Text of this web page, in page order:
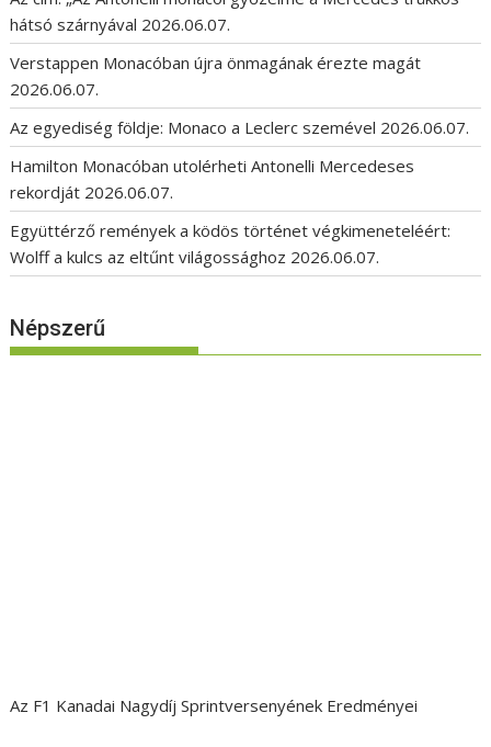
hátsó szárnyával 2026.06.07.
Verstappen Monacóban újra önmagának érezte magát
2026.06.07.
Az egyediség földje: Monaco a Leclerc szemével 2026.06.07.
Hamilton Monacóban utolérheti Antonelli Mercedeses
rekordját 2026.06.07.
Együttérző remények a ködös történet végkimeneteléért:
Wolff a kulcs az eltűnt világossághoz 2026.06.07.
Népszerű
Az F1 Kanadai Nagydíj Sprintversenyének Eredményei